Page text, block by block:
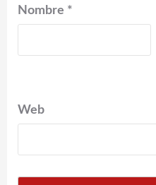
Nombre *
Web